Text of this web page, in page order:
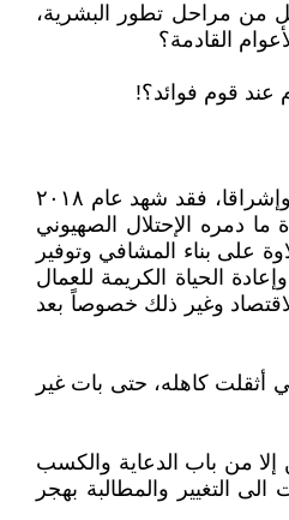
من مراحل تطور البشرية،
القادمة؟
سيستقبل ابناء شعبنا الفلسطيني كسائر شعوب العالم العام الجديد، وفيه كما في كل عام تتجدد الآمال والطموحات بحياة افضل ومستقبل اكثر ازدهارا وإشراقا، فقد شهد عام ٢٠١٨
ما دمره الإحتلال الصهيوني
على بناء المشافي وتوفير
الحياة الكريمة للعمال
وغير ذلك خصوصاً بعد
بالكثير من الاعباء والصعوبات التي أثقلت كاهله، حتى بات غير
إلا من باب الدعاية والكسب
التغيير والمطالبة بهجر